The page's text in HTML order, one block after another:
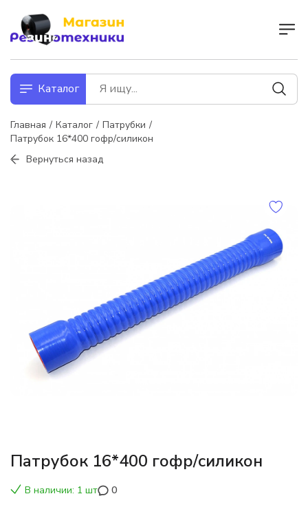
Каталог
Главная Каталог
Патрубки
Патрубок 16*400 гофр/силикон
Вернуться назад
Патрубок 16*400 гофр/силикон
В наличии: 1 шт 0